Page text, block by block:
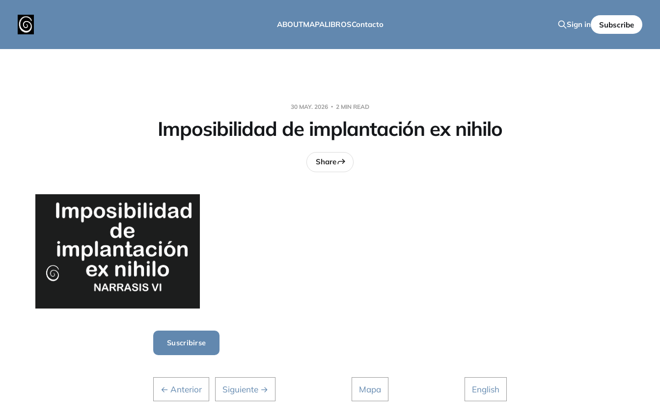
ABOUTMAPALIBROSContacto Sign in Subscribe
30 MAY. 2026 2 MIN READ
Imposibilidad de implantación ex nihilo
Share
Suscribirse
← Anterior Siguiente → Mapa English